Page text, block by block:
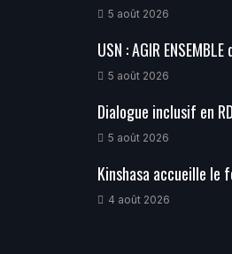
5 août 2026
USN : AGIR
5 août 2026
Dialogue inclusif en
5 août 2026
Kinshasa accueille le
4 août 2026